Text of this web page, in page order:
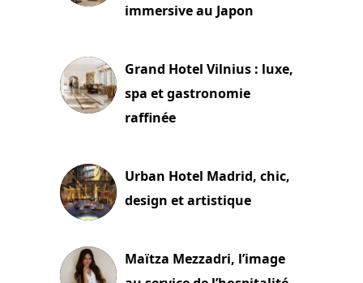
immersive au Japon
Grand Hotel Vilnius : luxe,
spa et gastronomie
raffinée
Urban Hotel Madrid, chic,
design et artistique
Maïtza Mezzadri, l’image